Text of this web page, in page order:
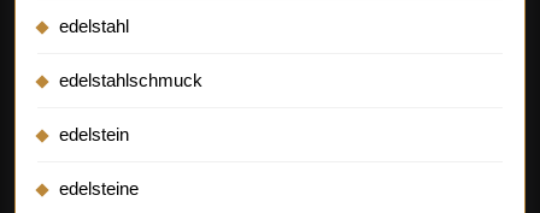
edelstahl
edelstahlschmuck
edelstein
edelsteine